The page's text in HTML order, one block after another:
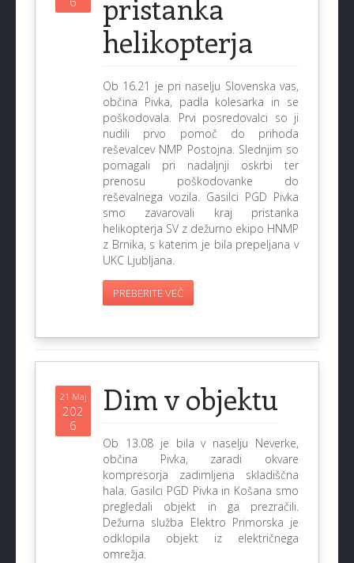
pristanka
helikopterja
Ob 16.21 je pri naselju Slovenska vas,
občina Pivka, padla kolesarka in se
poškodovala. Prvi posredovalci so ji
nudili prvo pomoč do prihoda
reševalcev NMP Postojna. Slednjim so
pomagali pri nadaljnji oskrbi ter
prenosu poškodovanke do
reševalnega vozila. Gasilci PGD Pivka
smo zavarovali kraj pristanka
helikopterja SV z dežurno ekipo HNMP
z Brnika, s katerim je bila prepeljana v
UKC Ljubljana.
PREBERITE VEČ
21 Maj
202
6
Dim v objektu
Ob 13.08 je bila v naselju Neverke,
občina Pivka, zaradi okvare
kompresorja zadimljena skladiščna
hala. Gasilci PGD Pivka in Košana smo
pregledali objekt in ga prezračili.
Dežurna služba Elektro Primorska je
odklopila objekt iz električnega
omrežja.